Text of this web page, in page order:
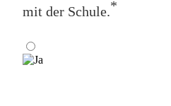
mit der Schule.*